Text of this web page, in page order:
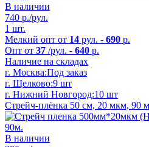
В наличии
740 р./рул.
1 шт.
Мелкий опт от 14 рул. - 690 р.
Опт от 37 /рул. - 640 р.
Наличие на складах
г. Москва:Под заказ
г. Щелково:9 шт
г. Нижний Новгород:10 шт
Стрейч-плёнка 50 см, 20 мкм, 90
В наличии